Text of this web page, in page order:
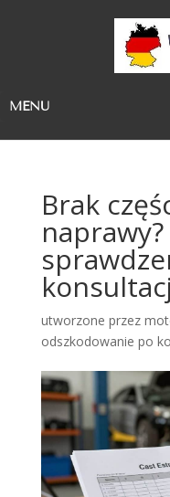
MENU
Brak
utworzone przez
odszkodowanie po